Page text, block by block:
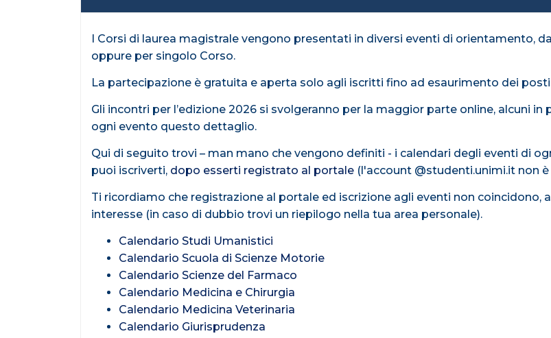
I Corsi di laurea magistrale vengono presentati in diversi eventi di orientamento,
oppure per singolo Corso.
La partecipazione è gratuita e aperta solo agli iscritti fino ad esaurimento dei
Gli incontri per l’edizione 2026 si svolgeranno per la maggior parte online, alcuni
ogni evento questo dettaglio.
Qui di seguito trovi – man mano che vengono definiti - i calendari degli eventi di
puoi iscriverti, dopo esserti registrato al portale (l'account @studenti.unimi.it non
Ti ricordiamo che registrazione al portale ed iscrizione agli eventi non coincidono,
interesse (in caso di dubbio trovi un riepilogo nella tua area personale).
Calendario Studi Umanistici
Calendario Scuola di Scienze Motorie
Calendario Scienze del Farmaco
Calendario Medicina e Chirurgia
Calendario Medicina Veterinaria
Calendario Giurisprudenza